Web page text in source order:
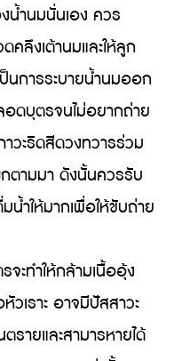
น้ำนมนั่นเอง ควร
ลึงเต้านมและให้ลูก
นการระบายน้ำนมออก
อดบุตรจนไม่อยากถ่าย
วะริดสีดวงทวารร่วม
ตามมา ดังนั้นควรรับ
น้ำให้มากเพื่อให้ขับถ่าย
ะทำให้กล้ามเนื้ออุ้ง
เราะ อาจมีปัสสาวะ
รายและสามารหายได้